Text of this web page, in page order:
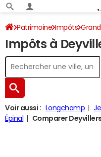
Patrimoine Impôts
Impôt sur le revenu
Impôts à
Voir aussi : Longchamp
Épinal
Comparer